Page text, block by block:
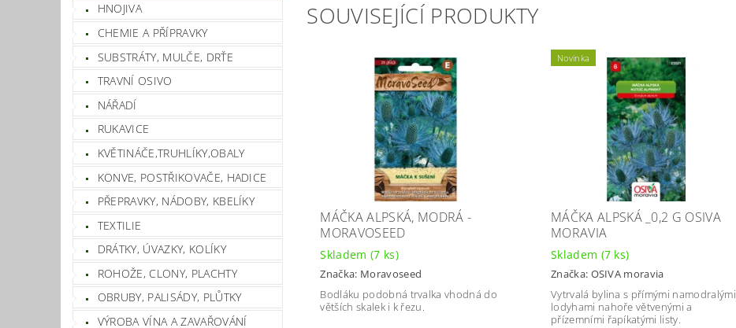
HNOJIVA
CHEMIE A PŘÍPRAVKY
SUBSTRÁTY, MULČE, DRŤE
TRAVNÍ OSIVO
NÁŘADÍ
RUKAVICE
KVĚTINÁČE,TRUHLÍKY,OBALY
KONVE, POSTŘIKOVAČE, HADICE
PŘEPRAVKY, NÁDOBY, KBELÍKY
TEXTILIE
DRÁTKY, ÚVAZKY, KOLÍKY
ROHOŽE, CLONY, PLACHTY
OBRUBY, PALISÁDY, PLŮTKY
VÝROBA VÍNA A ZAVAŘOVÁNÍ
SOUVISEJÍCÍ PRODUKTY
MÁČKA ALPSKÁ, MODRÁ -
MORAVOSEED
Skladem (7 ks)
Značka: Moravoseed
Bodláku podobná trvalka vhodná do
větších skalek i k řezu.
Novinka
MÁČKA ALPSKÁ _0,2 G OSIVA
MORAVIA
Skladem (7 ks)
Značka: OSIVA moravia
Vytrvalá bylina s přímými namodralými
lodyhami nahoře větvenými a
přízemními řapíkatými listy.